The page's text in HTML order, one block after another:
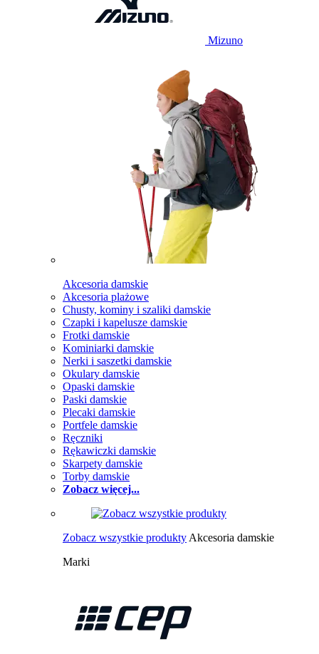
Mizuno
Akcesoria damskie
Akcesoria plażowe
Chusty, kominy i szaliki damskie
Czapki i kapelusze damskie
Frotki damskie
Kominiarki damskie
Nerki i saszetki damskie
Okulary damskie
Opaski damskie
Paski damskie
Plecaki damskie
Portfele damskie
Ręczniki
Rękawiczki damskie
Skarpety damskie
Torby damskie
Zobacz więcej...
Zobacz wszystkie produkty Akcesoria damskie
Marki